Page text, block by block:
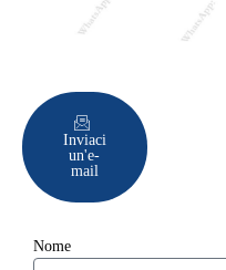
Inviaci
un'e-
mail
Nome